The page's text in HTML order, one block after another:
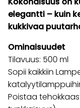
elegantti – kuin
kukkivaa
Ominaisuudet
Tilavuus: 500 ml
Sopii kaikkiin
Poistaa